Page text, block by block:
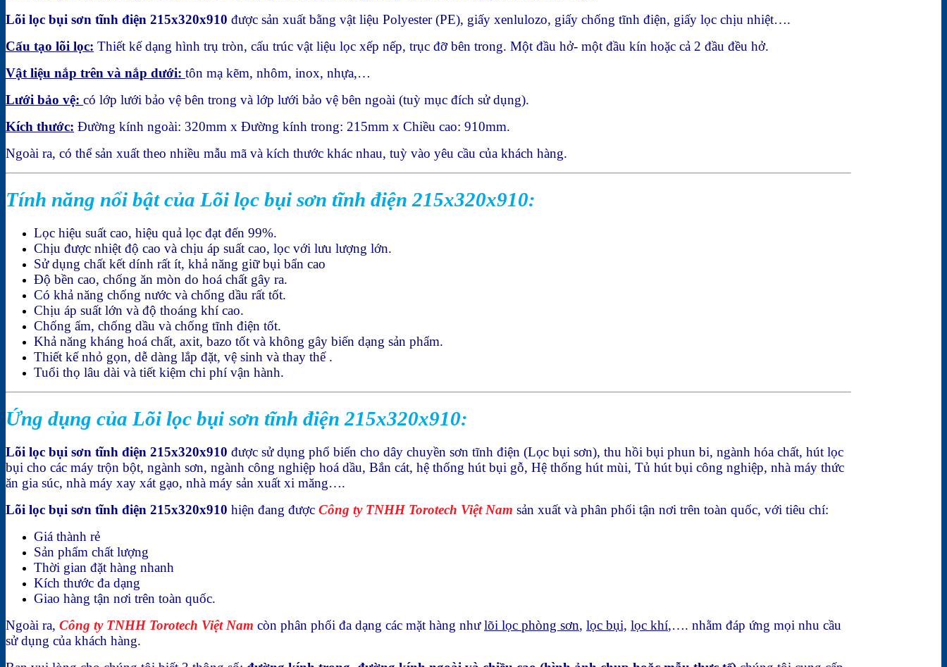
Lõi lọc bụi sơn tĩnh điện 215x320x910 được sản xuất bằng vật liệu Polyester (PE), giấy xenlulozo, giấy chống tĩnh điện, giấy lọc chịu nhiệt….
Cấu tạo lõi lọc: Thiết kế dạng hình trụ tròn, cấu trúc vật liệu lọc xếp nếp, trục đỡ bên trong. Một đầu hở- một đầu kín hoặc cả 2 đầu đều hở.
Vật liệu nắp trên và nắp dưới: tôn mạ kẽm, nhôm, inox, nhựa,…
Lưới bảo vệ: có lớp lưới bảo vệ bên trong và lớp lưới bảo vệ bên ngoài (tuỳ mục đích sử dụng).
Kích thước: Đường kính ngoài: 320mm x Đường kính trong: 215mm x Chiều cao: 910mm.
Ngoài ra, có thể sản xuất theo nhiều mẫu mã và kích thước khác nhau, tuỳ vào yêu cầu của khách hàng.
Tính năng nổi bật của Lõi lọc bụi sơn tĩnh điện 215x320x910:
Lọc hiệu suất cao, hiệu quả lọc đạt đến 99%.
Chịu được nhiệt độ cao và chịu áp suất cao, lọc với lưu lượng lớn.
Sử dụng chất kết dính rất ít, khả năng giữ bụi bẩn cao
Độ bền cao, chống ăn mòn do hoá chất gây ra.
Có khả năng chống nước và chống dầu rất tốt.
Chịu áp suất lớn và độ thoáng khí cao.
Chống ẩm, chống dầu và chống tĩnh điện tốt.
Khả năng kháng hoá chất, axit, bazo tốt và không gây biến dạng sản phẩm.
Thiết kế nhỏ gọn, dễ dàng lắp đặt, vệ sinh và thay thế .
Tuổi thọ lâu dài và tiết kiệm chi phí vận hành.
Ứng dụng của Lõi lọc bụi sơn tĩnh điện 215x320x910:
Lõi lọc bụi sơn tĩnh điện 215x320x910 được sử dụng phổ biến cho dây chuyền sơn tĩnh điện (Lọc bụi sơn), thu hồi bụi phun bi, ngành hóa chất, hút lọc
bụi cho các máy trộn bột, ngành sơn, ngành công nghiệp hoá dầu, Bắn cát, hệ thống hút bụi gỗ, Hệ thống hút mùi, Tủ hút bụi công nghiệp, nhà máy thức
ăn gia súc, nhà máy xay xát gạo, nhà máy sản xuất xi măng….
Lõi lọc bụi sơn tĩnh điện 215x320x910 hiện đang được Công ty TNHH Torotech Việt Nam sản xuất và phân phối tận nơi trên toàn quốc, với tiêu chí:
Giá thành rẻ
Sản phẩm chất lượng
Thời gian đặt hàng nhanh
Kích thước đa dạng
Giao hàng tận nơi trên toàn quốc.
Ngoài ra, Công ty TNHH Torotech Việt Nam còn phân phối đa dạng các mặt hàng nhưlõi lọc phòng sơn, lọc bụi, lọc khí,…. nhằm đáp ứng mọi nhu cầu
sử dụng của khách hàng.